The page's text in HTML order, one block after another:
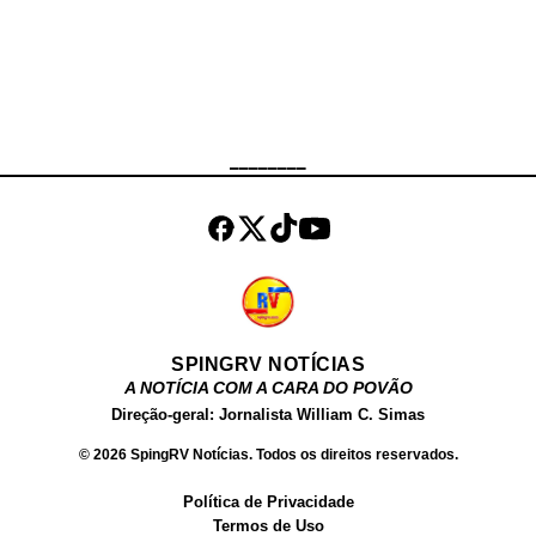
SPINGRV NOTÍCIAS
A NOTÍCIA COM A CARA DO POVÃO
Direção-geral: Jornalista William C. Simas
© 2026 SpingRV Notícias. Todos os direitos reservados.
Política de Privacidade
Termos de Uso